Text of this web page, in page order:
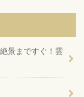
景まですぐ！雲